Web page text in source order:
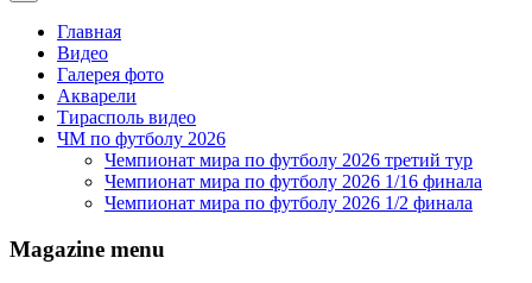
Главная
Видео
Галерея фото
Акварели
Тирасполь видео
ЧМ по футболу 2026
Чемпионат мира по футболу 2026 третий тур
Чемпионат мира по футболу 2026 1/16 финала
Чемпионат мира по футболу 2026 1/2 финала
Magazine menu